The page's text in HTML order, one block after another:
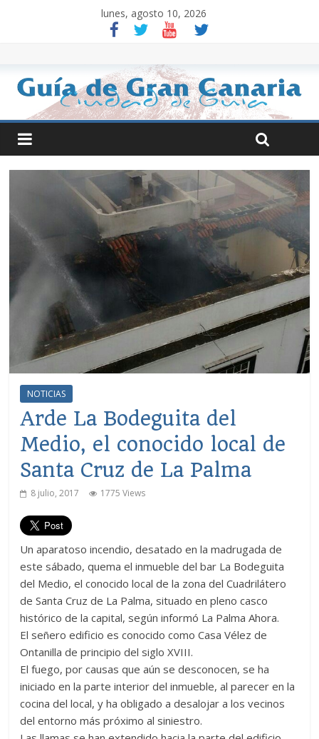
lunes, agosto 10, 2026
NOTICIAS
Arde La Bodeguita del
Medio, el conocido local de
Santa Cruz de La Palma
8 julio, 2017 1775 Views
Un aparatoso incendio, desatado en la madrugada de
este sábado, quema el inmueble del bar La Bodeguita
del Medio, el conocido local de la zona del Cuadrilátero
de Santa Cruz de La Palma, situado en pleno casco
histórico de la capital, según informó La Palma Ahora.
El señero edificio es conocido como Casa Vélez de
Ontanilla de principio del siglo XVIII.
El fuego, por causas que aún se desconocen, se ha
iniciado en la parte interior del inmueble, al parecer en la
cocina del local, y ha obligado a desalojar a los vecinos
del entorno más próximo al siniestro.